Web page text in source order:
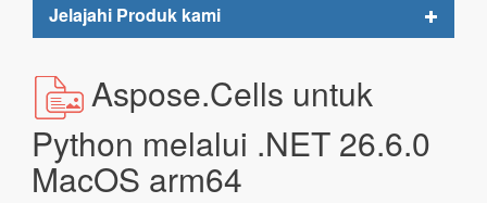
Jelajahi Produk kami
Toggle
Aspose.Cells untuk
Python melalui .NET 26.6.0
MacOS arm64